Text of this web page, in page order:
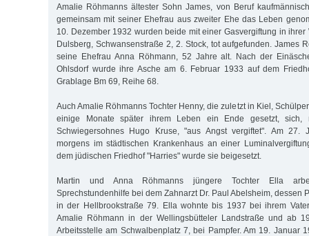
Amalie Röhmanns ältester Sohn James, von Beruf
gemeinsam mit seiner Ehefrau aus zweiter Ehe das Leben
10. Dezember 1932 wurden beide mit einer Gasvergiftung in
Dulsberg, Schwansenstraße 2, 2. Stock, tot aufgefunden. James
seine Ehefrau Anna Röhmann, 52 Jahre alt. Nach der
Ohlsdorf wurde ihre Asche am 6. Februar 1933 auf dem
Grablage Bm 69, Reihe 68.
Auch Amalie Röhmanns Tochter Henny, die zuletzt in Kiel,
einige Monate später ihrem Leben ein Ende gesetzt, sich,
Schwiegersohnes Hugo Kruse, "aus Angst vergiftet". Am 27.
morgens im städtischen Krankenhaus an einer
dem jüdischen Friedhof "Harries" wurde sie beigesetzt.
Martin und Anna Röhmanns jüngere Tochter Ella
Sprechstundenhilfe bei dem Zahnarzt Dr. Paul Abelsheim, dessen
in der Hellbrookstraße 79. Ella wohnte bis 1937 bei ihrem
Amalie Röhmann in der Wellingsbütteler Landstraße und ab
Arbeitsstelle am Schwalbenplatz 7, bei Pampfer. Am 19. Januar